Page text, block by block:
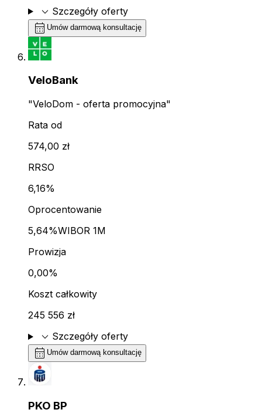
expand_more Szczegóły oferty
calendar_month Umów darmową konsultację
VeloBank
"VeloDom - oferta promocyjna"
Rata od
574,00 zł
RRSO
6,16%
Oprocentowanie
5,64%WIBOR 1M
Prowizja
0,00%
Koszt całkowity
245 556 zł
expand_more Szczegóły oferty
calendar_month Umów darmową konsultację
PKO BP